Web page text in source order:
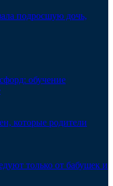
подросшую дочь,
обучение
которые родители
только от бабушек и